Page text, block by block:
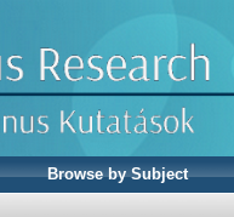
Browse by Subject